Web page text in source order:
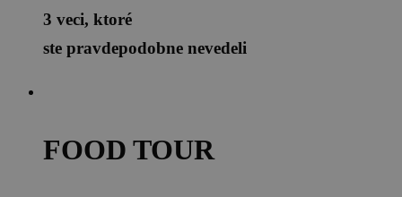
3 veci, ktoré
ste pravdepodobne nevedeli
FOOD TOUR